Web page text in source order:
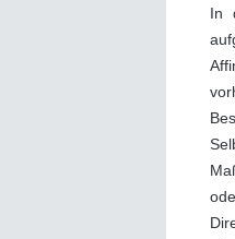
In